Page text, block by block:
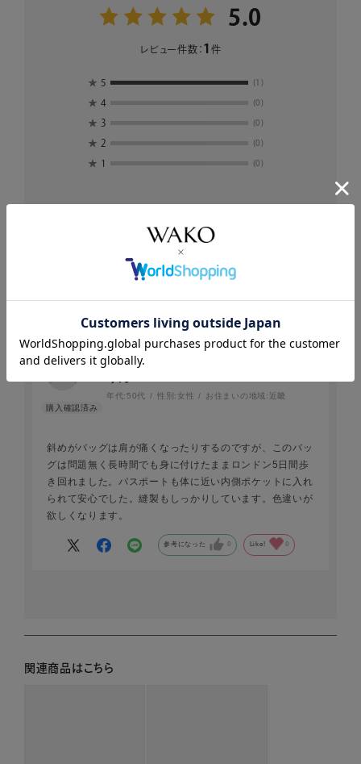
5.0
レビュー件数： 1 件
★ 5 (1)
★ 4 (0)
★ 3 (0)
★ 2 (0)
★ 1 (0)
2025.8.12
Stress-freeで歩けました
年代: 50代 性別:女性 お住まいの地域: 近畿
斜めがバッグは肩が痛くなったりするのですが、このバッ
グは問題無く長時間でも身に付けたままロンドン5日間歩
き回れました。パスポートも体に近い内側ポケットに入れ
られて安心でした。縫製もしっかりしています。色違いが
欲しくなります。
参考になった 0 Like! 0
関連商品はこちら